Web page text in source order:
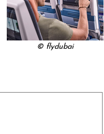
© flydubai